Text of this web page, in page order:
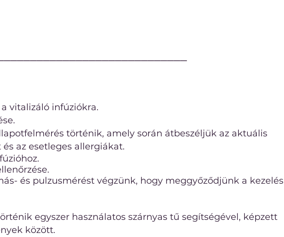
vitalizáló infúziókra.
történik, amely során átbeszéljük az aktuális
az esetleges allergiákat.
és pulzusmérést végzünk, hogy meggyőződjünk a kezelés
egyszer használatos szárnyas tű segítségével, képzett
között.